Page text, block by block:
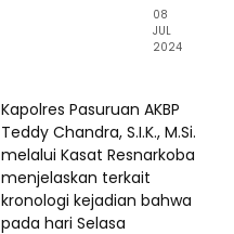
08
JUL
2024
Kapolres Pasuruan AKBP
Teddy Chandra, S.I.K., M.Si.
melalui Kasat Resnarkoba
menjelaskan terkait
kronologi kejadian bahwa
pada hari Selasa